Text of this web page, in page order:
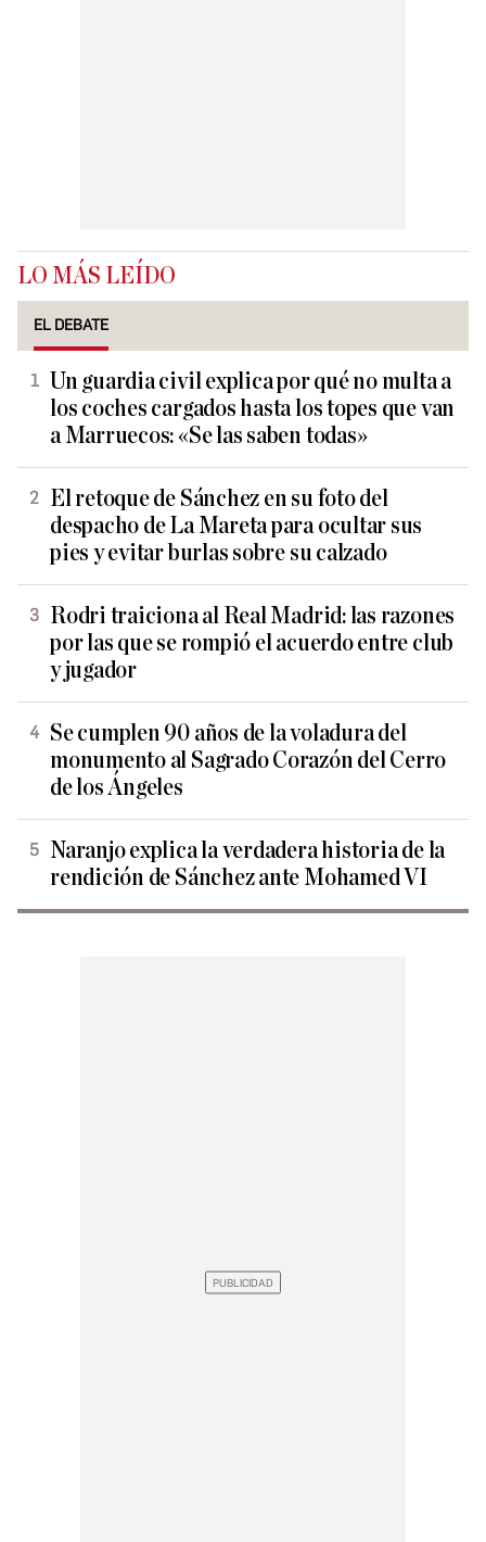
LO MÁS LEÍDO
EL DEBATE
Un guardia civil explica por qué no multa a
los coches cargados hasta los topes que van
a Marruecos: «Se las saben todas»
El retoque de Sánchez en su foto del
despacho de La Mareta para ocultar sus
pies y evitar burlas sobre su calzado
Rodri traiciona al Real Madrid: las razones
por las que se rompió el acuerdo entre club
y jugador
Se cumplen 90 años de la voladura del
monumento al Sagrado Corazón del Cerro
de los Ángeles
Naranjo explica la verdadera historia de la
rendición de Sánchez ante Mohamed VI